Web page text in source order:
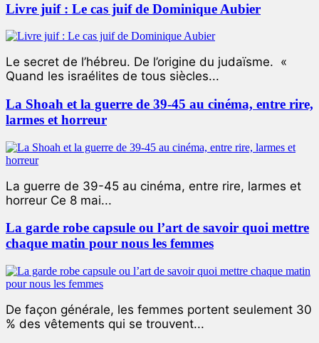
Livre juif : Le cas juif de Dominique Aubier
Le secret de l’hébreu. De l’origine du judaïsme. «
Quand les israélites de tous siècles...
La Shoah et la guerre de 39-45 au cinéma, entre rire,
larmes et horreur
La guerre de 39-45 au cinéma, entre rire, larmes et
horreur Ce 8 mai...
La garde robe capsule ou l’art de savoir quoi mettre
chaque matin pour nous les femmes
De façon générale, les femmes portent seulement 30
% des vêtements qui se trouvent...